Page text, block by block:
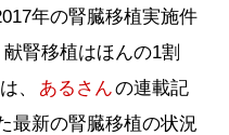
年の腎臓移植実施件
腎移植はほんの1割
、
あるさんの連載記
最新の腎臓移植の状況